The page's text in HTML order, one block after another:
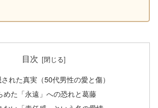
目次
れた真実（50代男性の愛と傷）
めた「永遠」への恐れと葛藤